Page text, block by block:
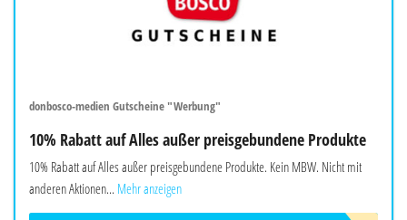
donbosco-medien Gutscheine "Werbung"
10% Rabatt auf Alles außer preisgebundene Produkte
10% Rabatt auf Alles außer preisgebundene Produkte. Kein MBW. Nicht mit
anderen Aktionen... Mehr anzeigen